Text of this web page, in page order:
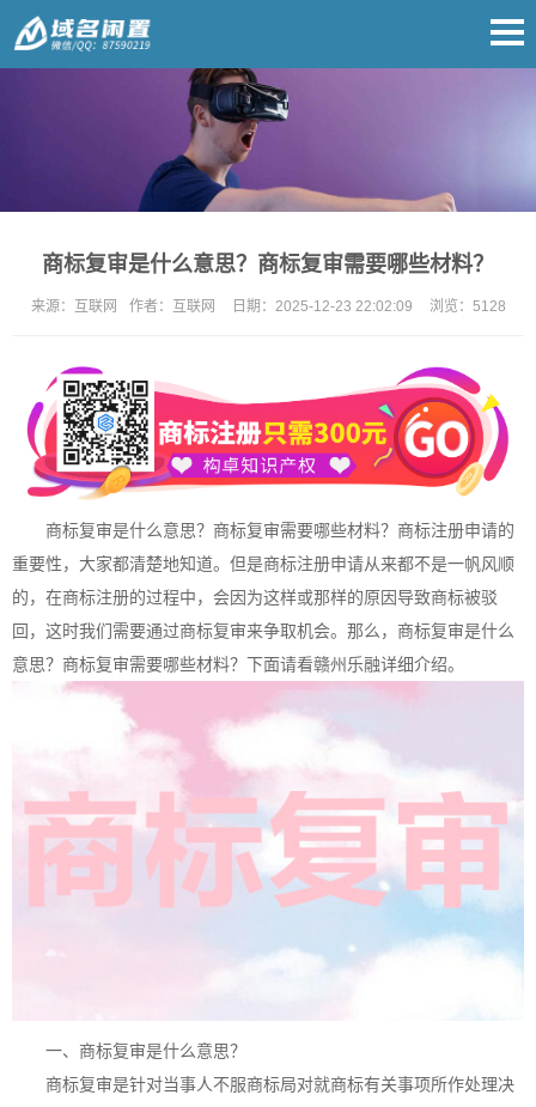
商标复审是什么意思？商标复审需要哪些材料？
来源： 互联网 作者： 互联网 日期： 2025-12-23 22:02:09 浏览： 5128
商标复审是什么意思？商标复审需要哪些材料？ 商标注册申请的
重要性，大家都清楚地知道。但是商标注册申请从来都不是一帆风顺
的，在商标注册的过程中，会因为这样或那样的原因导致商标被驳
回，这时我们需要通过商标复审来争取机会。那么，商标复审是什么
意思？商标复审需要哪些材料？下面请看赣州乐融详细介绍。
一、商标复审是什么意思？
商标复审是针对当事人不服商标局对就商标有关事项所作处理决